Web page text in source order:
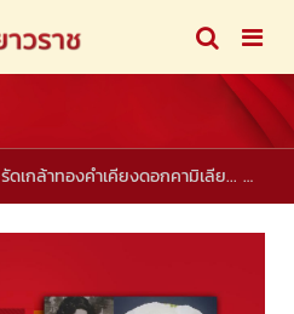
รัดเกล้าทองคำเคียงดอกคามิเลีย... อัญมณีแห่งรักของจิม ทอมป์สันต่อหญิงอันเป็นที่รัก